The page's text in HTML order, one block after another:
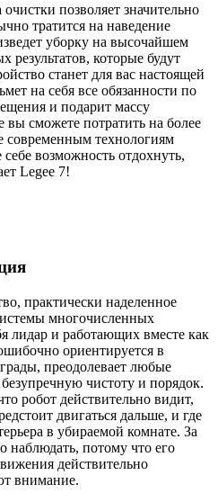
позволяет значительно
тратится на наведение
уборку на высочайшем
результатов, которые будут
станет для вас настоящей
на себя все обязанности по
и подарит массу
вы сможете потратить на более
современным технологиям
возможность отдохнуть,
Legee 7!
практически наделенное
многочисленных
лидар и работающих вместе как
ориентируется в
преодолевает любые
чистоту и порядок.
робот действительно видит,
двигаться дальше, и где
в убираемой комнате. За
наблюдать, потому что его
действительно
внимание.